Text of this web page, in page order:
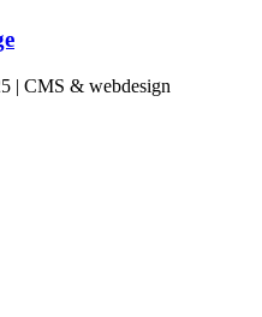
| CMS & webdesign